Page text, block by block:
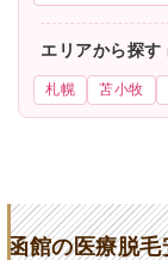
エリアから探す
札幌 苫小牧
函館の医療脱